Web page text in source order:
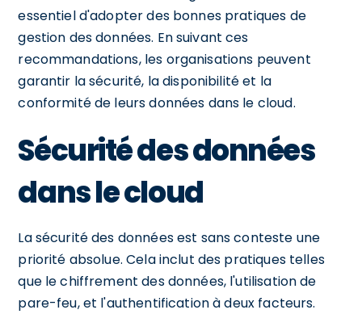
essentiel d'adopter des bonnes pratiques de
gestion des données. En suivant ces
recommandations, les organisations peuvent
garantir la sécurité, la disponibilité et la
conformité de leurs données dans le cloud.
Sécurité des données
dans le cloud
La sécurité des données est sans conteste une
priorité absolue. Cela inclut des pratiques telles
que le chiffrement des données, l'utilisation de
pare-feu, et l'authentification à deux facteurs.